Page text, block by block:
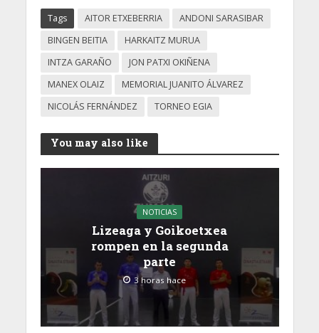
Tags AITOR ETXEBERRIA
ANDONI SARASIBAR
BINGEN BEITIA
HARKAITZ MURUA
INTZA GARAÑO
JON PATXI OKIÑENA
MANEX OLAIZ
MEMORIAL JUANITO ÁLVAREZ
NICOLÁS FERNÁNDEZ
TORNEO EGIA
You may also like
NOTICIAS
Lizeaga y Goikoetxea
rompen en la segunda
parte
3 horas hace